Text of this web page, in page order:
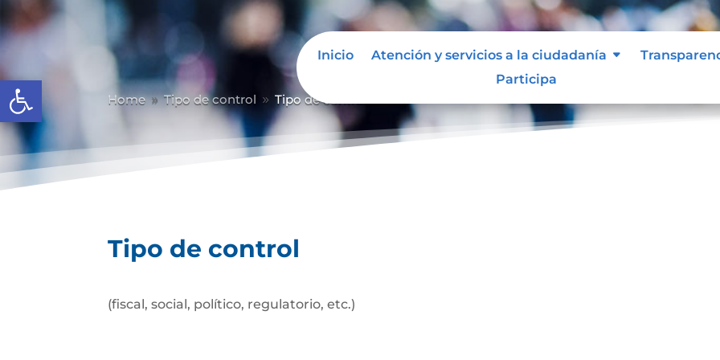
Abrir barra de herramientas
Inicio Atención y servicios a la ciudadanía
Participa
Home 9 Tipo de control 9 Tipo de control
Tipo de control
(fiscal, social, político, regulatorio, etc.)